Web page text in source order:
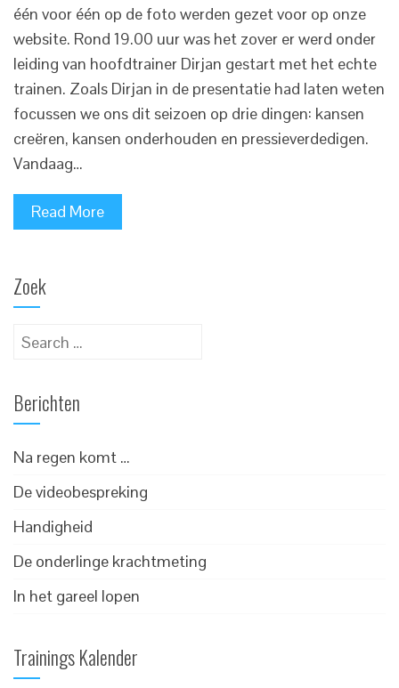
één voor één op de foto werden gezet voor op onze
website. Rond 19.00 uur was het zover er werd onder
leiding van hoofdtrainer Dirjan gestart met het echte
trainen. Zoals Dirjan in de presentatie had laten weten
focussen we ons dit seizoen op drie dingen: kansen
creëren, kansen onderhouden en pressieverdedigen.
Vandaag…
Read More
Zoek
Search
Berichten
Na regen komt …
De videobespreking
Handigheid
De onderlinge krachtmeting
In het gareel lopen
Trainings Kalender